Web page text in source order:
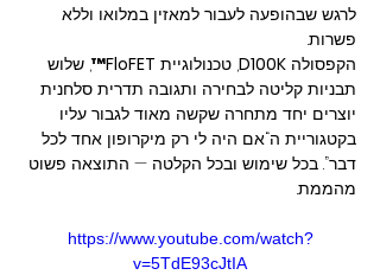
לרגש שבהופעה לעבור למאזין במלואו וללא
פשרות.
הקפסולה D100K, טכנולוגיית FloFET™ , שלוש
תבניות קליטה לבחירה ותגובה תדרית סלחנית
יוצרים יחד מתחרה שקשה מאוד לגבור עליו
בקטגוריית ה“אם היה לי רק מיקרופון אחד לכל
דבר”. בכל שימוש ובכל הקלטה — התוצאה פשוט
מהממת.
https://www.youtube.com/watch?
v=5TdE93cJtIA